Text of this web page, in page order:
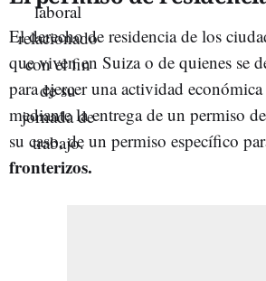
El derecho de residencia de los
que viven en Suiza o de quienes se
para ejercer una actividad económica
mediante la entrega de un permiso
su caso, de un permiso específico
fronterizos.